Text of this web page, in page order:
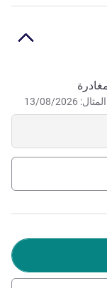
Basel-Mulhouse-
drive. Enjoy an
The entire team
you a
08/2026